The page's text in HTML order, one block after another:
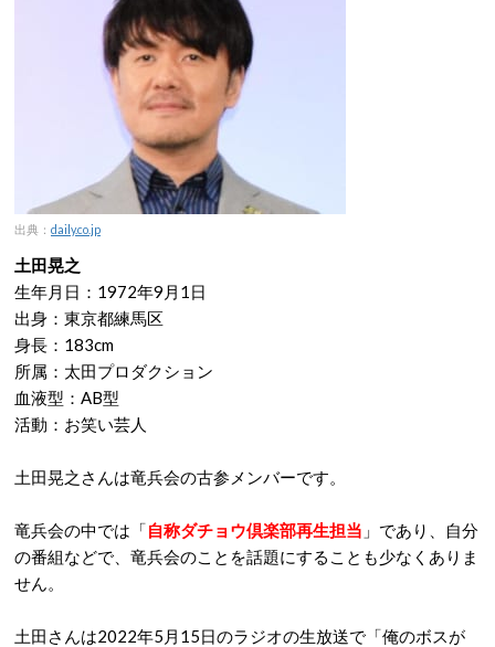
出典： daily.co.jp
土田晃之
生年月日：1972年9月1日
出身：東京都練馬区
身長：183cm
所属：太田プロダクション
血液型：AB型
活動：お笑い芸人
土田晃之さんは竜兵会の古参メンバーです。
竜兵会の中では「自称ダチョウ倶楽部再生担当 」であり、自分
の番組などで、竜兵会のことを話題にすることも少なくありま
せん。
土田さんは2022年5月15日のラジオの生放送で「俺のボスが